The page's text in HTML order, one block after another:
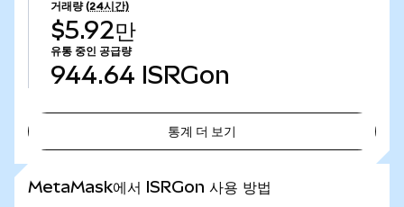
거래량 (24시간)
$5.92만
유통 중인 공급량
944.64 ISRGon
통계 더 보기
MetaMask에서 ISRGon 사용 방법